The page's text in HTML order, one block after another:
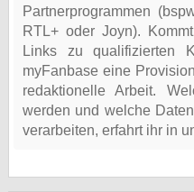
Partnerprogrammen
RTL+ oder Joyn).
Links zu qualifizierten
myFanbase eine
redaktionelle Arbeit.
werden und welche
verarbeiten, erfahrt ihr in